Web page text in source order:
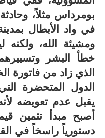
بومرداس مثلاً،
في واد الأبطال
ومشيئة الله، ولكنه
خطأ البشر
الذي زاد من فاتورة
الدول المتحضرة
يقبل عدم تعويضه لأنه
أصبح مبدأ تثمين
دستورياً راسخاً في